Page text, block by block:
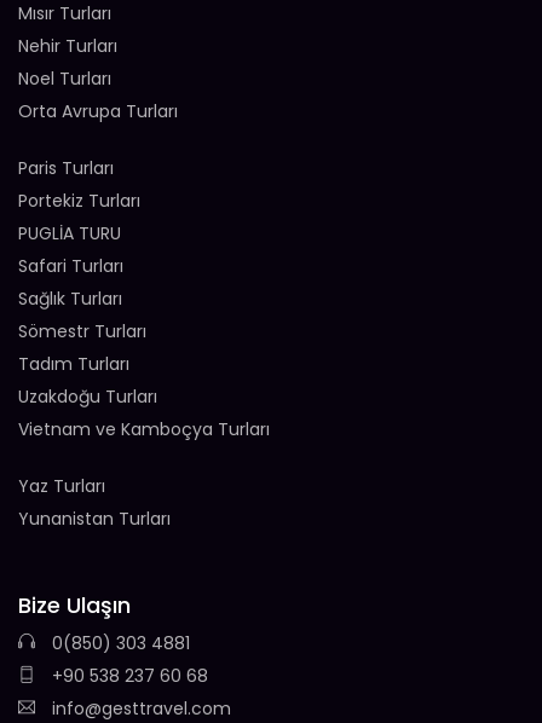
Mısır Turları
Nehir Turları
Noel Turları
Orta Avrupa Turları
Paris Turları
Portekiz Turları
PUGLİA TURU
Safari Turları
Sağlık Turları
Sömestr Turları
Tadım Turları
Uzakdoğu Turları
Vietnam ve Kamboçya Turları
Yaz Turları
Yunanistan Turları
Bize Ulaşın
0(850) 303 4881
+90 538 237 60 68
info@gesttravel.com